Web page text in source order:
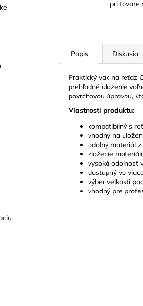
pri tovare
Popis Diskusia
Praktický vak na reťaz
prehľadné uloženie
povrchovou úpravou,
Vlastnosti produktu:
kompatibilný s
vhodný na
odolný materiál
zloženie
vysoká odolnosť
dostupný vo
výber veľkosti
vhodný pre